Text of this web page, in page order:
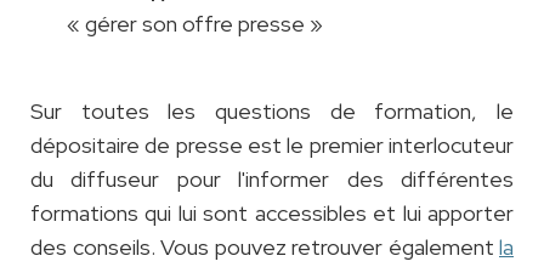
« gérer son offre presse »
Sur toutes les questions de formation, le
dépositaire de presse est le premier interlocuteur
du diffuseur pour l'informer des différentes
formations qui lui sont accessibles et lui apporter
des conseils. Vous pouvez retrouver également la